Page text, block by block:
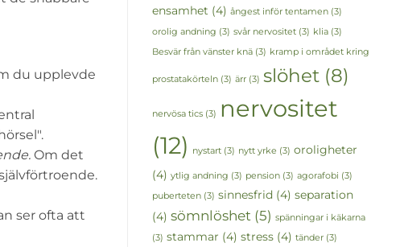
du upplevde
Om det
ser ofta att
ensamhet (4) ångest inför tentamen(3)
orolig andning (3) svår nervositet(3) klia(3)
Besvär från vänster knä(3) kramp i området kring
prostatakörteln(3) ärr(3) slöhet(8)
nervösa tics(3) nervositet
(12)
nystart(3) nytt yrke (3) oroligheter
(4) ytlig andning (3) pension(3) agorafobi (3)
puberteten(3) sinnesfrid (4) separation
(4) sömnlöshet (5) spänningar i käkarna
(3) stammar (4) stress(4) tänder(3)